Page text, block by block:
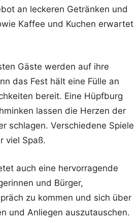
an leckeren Getränken und
Kaffee und Kuchen erwartet
Gäste werden auf ihre
das Fest hält eine Fülle an
bereit. Eine Hüpfburg
lassen die Herzen der
schlagen. Verschiedene Spiele
viel Spaß.
auch eine hervorragende
und Bürger,
zu kommen und sich über
und Anliegen auszutauschen.